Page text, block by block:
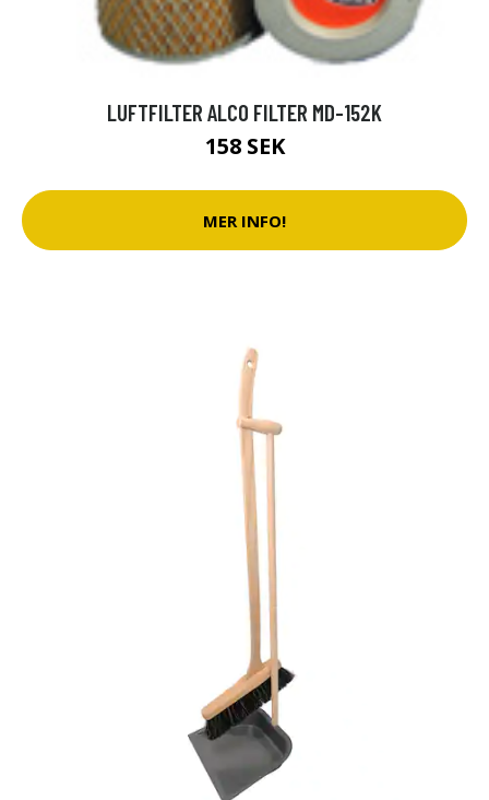
LUFTFILTER ALCO FILTER MD-152K
158 SEK
MER INFO!